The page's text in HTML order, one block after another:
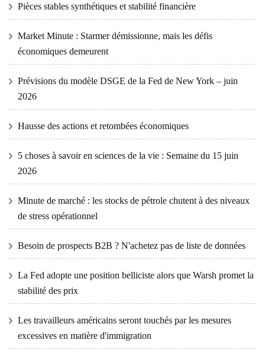
Pièces stables synthétiques et stabilité financière
Market Minute : Starmer démissionne, mais les défis
économiques demeurent
Prévisions du modèle DSGE de la Fed de New York – juin
2026
Hausse des actions et retombées économiques
5 choses à savoir en sciences de la vie : Semaine du 15 juin
2026
Minute de marché : les stocks de pétrole chutent à des niveaux
de stress opérationnel
Besoin de prospects B2B ? N'achetez pas de liste de données
La Fed adopte une position belliciste alors que Warsh promet la
stabilité des prix
Les travailleurs américains seront touchés par les mesures
excessives en matière d'immigration